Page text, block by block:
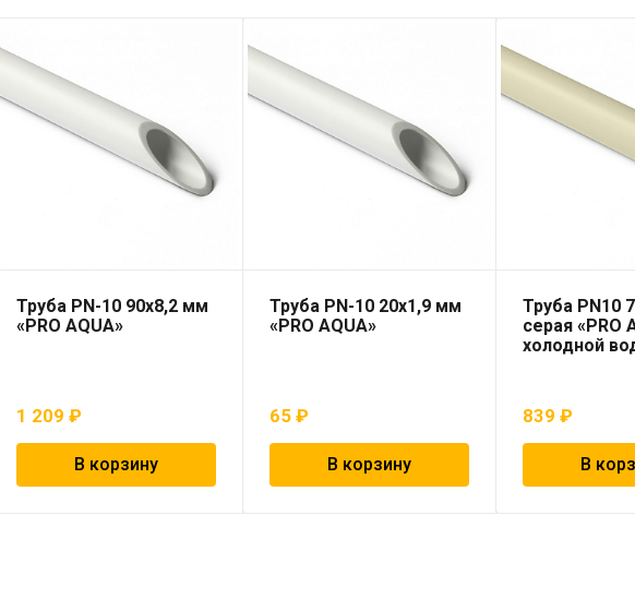
Труба PN-10 90х8,2 мм
«PRO AQUA»
1 209₽
В корзину
Труба PN-10 20х1,9 мм
«PRO AQUA»
65₽
В корзину
Труба PN10
серая «PRO
холодной
839₽
В